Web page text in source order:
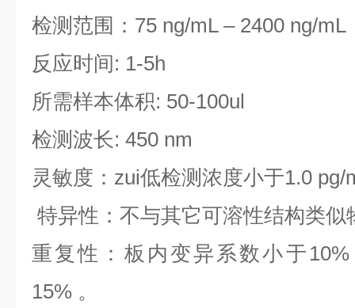
检测范围：75 ng/mL – 2400 ng/mL
反应时间: 1-5h
所需样本体积: 50-100ul
检测波长: 450 nm
灵敏度：zui低检测浓度小于1.0 pg/
特异性：不与其它可溶性结构类似
重复性：板内变异系数小于
15% 。